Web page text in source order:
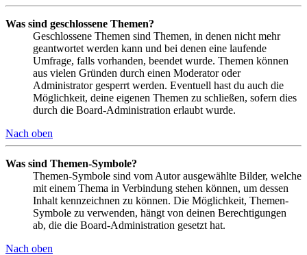
Was sind geschlossene Themen?
Geschlossene Themen sind Themen, in denen nicht mehr
geantwortet werden kann und bei denen eine laufende
Umfrage, falls vorhanden, beendet wurde. Themen können
aus vielen Gründen durch einen Moderator oder
Administrator gesperrt werden. Eventuell hast du auch die
Möglichkeit, deine eigenen Themen zu schließen, sofern dies
durch die Board-Administration erlaubt wurde.
Nach oben
Was sind Themen-Symbole?
Themen-Symbole sind vom Autor ausgewählte Bilder, welche
mit einem Thema in Verbindung stehen können, um dessen
Inhalt kennzeichnen zu können. Die Möglichkeit, Themen-
Symbole zu verwenden, hängt von deinen Berechtigungen
ab, die die Board-Administration gesetzt hat.
Nach oben